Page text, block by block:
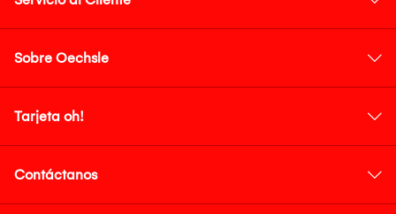
Sobre Oechsle
Tarjeta oh!
Contáctanos